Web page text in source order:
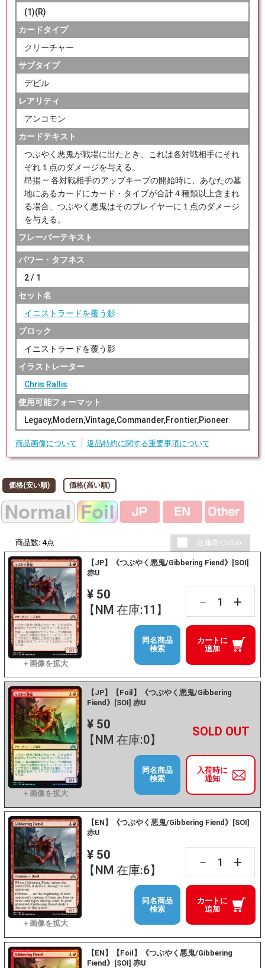
(1)(R)
カードタイプ
クリーチャー
サブタイプ
デビル
レアリティ
アンコモン
カードテキスト
つぶやく悪鬼が戦場に出たとき、これは各対戦相手にそれ
ぞれ１点のダメージを与える。
昂揚 ― 各対戦相手のアップキープの開始時に、あなたの墓
地にあるカードにカード・タイプが合計４種類以上含まれ
る場合、つぶやく悪鬼はそのプレイヤーに１点のダメージ
を与える。
フレーバーテキスト
パワー・タフネス
2 / 1
セット名
イニストラードを覆う影
ブロック
イニストラードを覆う影
イラストレーター
Chris Rallis
使用可能フォーマット
Legacy,Modern,Vintage,Commander,Frontier,Pioneer
商品画像について 返品特約に関する重要事項について
価格(安い順) 価格(高い順)
商品数: 4点
【JP】《つぶやく悪鬼/Gibbering Fiend》[SOI]
赤U
¥ 50
【NM 在庫:11】
－ +
カートに
追加
同名商品
検索
【JP】【Foil】《つぶやく悪鬼/Gibbering
Fiend》[SOI] 赤U
¥ 50
【NM 在庫:0】
－ +
入荷時に
通知
同名商品
検索
【EN】《つぶやく悪鬼/Gibbering Fiend》[SOI]
赤U
¥ 50
【NM 在庫:6】
－ +
カートに
追加
同名商品
検索
【EN】【Foil】《つぶやく悪鬼/Gibbering
Fiend》[SOI] 赤U